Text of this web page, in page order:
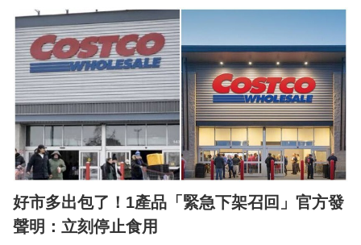
好市多出包了！1產品「緊急下架召回」官方發
聲明：立刻停止食用